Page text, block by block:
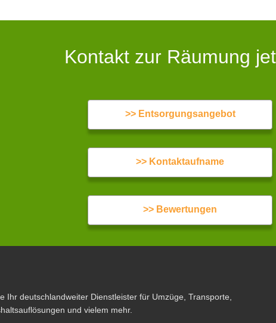
Kontakt zur Räumung
>> Entsorgungsangebot
>> Kontaktaufname
>> Bewertungen
Ihr deutschlandweiter Dienstleister für Umzüge, Transporte,
und vielem mehr.